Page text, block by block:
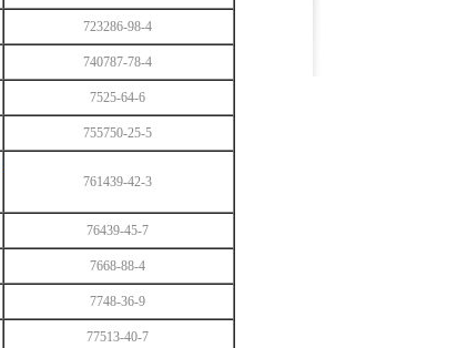
723286-98-4
740787-78-4
7525-64-6
755750-25-5
761439-42-3
76439-45-7
7668-88-4
7748-36-9
77513-40-7